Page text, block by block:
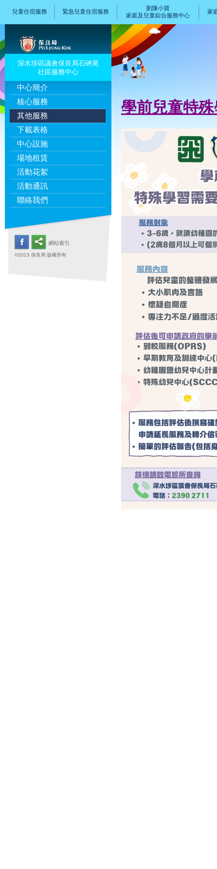
兒童住宿服務 緊急兒童住宿服務
劉陳小寶
家庭及兒童綜合服務中心
家
深水埗區議會保良局石硤尾
社區服務中心
中心簡介
核心服務
其他服務
下載表格
中心設施
場地租賃
活動花絮
活動通訊
聯絡我們
網站索引
©2013 保良局 版權所有
學前兒童特